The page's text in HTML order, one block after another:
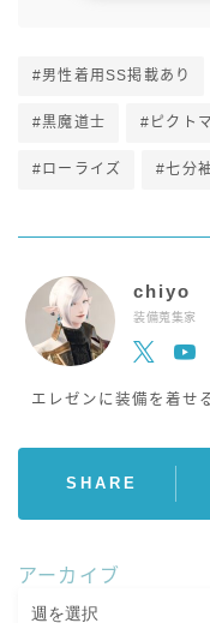
#男性着用SS掲載あり
#黒魔道士 #ピクト
#ローライズ #七分
chiyo
装備蒐集家
エレゼンに装備を着せ
SHARE
アーカイブ